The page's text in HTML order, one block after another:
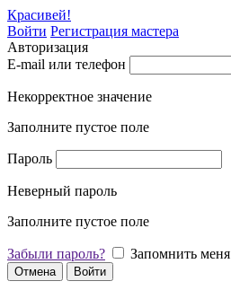
Красивей!
Войти Регистрация мастера
Авторизация
E-mail или телефон
Некорректное значение
Заполните пустое поле
Пароль
Неверный пароль
Заполните пустое поле
Забыли пароль? Запомнить меня
Отмена Войти